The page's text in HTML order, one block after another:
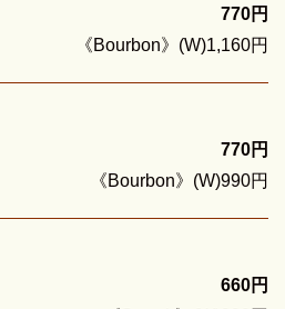
770円
《Bourbon》(W)1,160円
770円
《Bourbon》(W)990円
660円